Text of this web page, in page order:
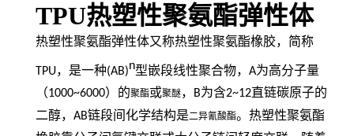
TPU热塑性聚氨酯弹性体
热塑性聚氨酯弹性体又称热塑性聚氨酯橡胶，简称
TPU，是一种(AB)n型嵌段线性聚合物， A为高分子量
（1000~6000）的聚酯或聚醚， B为含2~12 直链碳原子的
二醇， AB链段间化学结构是二异氰酸酯。热塑性聚氨酯